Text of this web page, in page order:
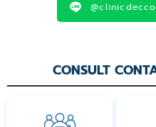
CONSULT